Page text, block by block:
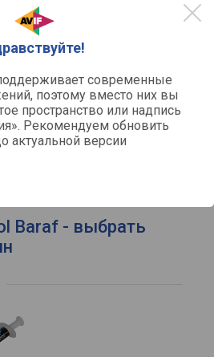
современные
поэтому вместо них вы
пространство или надпись
Рекомендуем обновить
актуальной версии
термопаста
шприц
1 г
12500 пуаз
-50 — 280 °С
серый
4710700955932
Baraf - выбрать